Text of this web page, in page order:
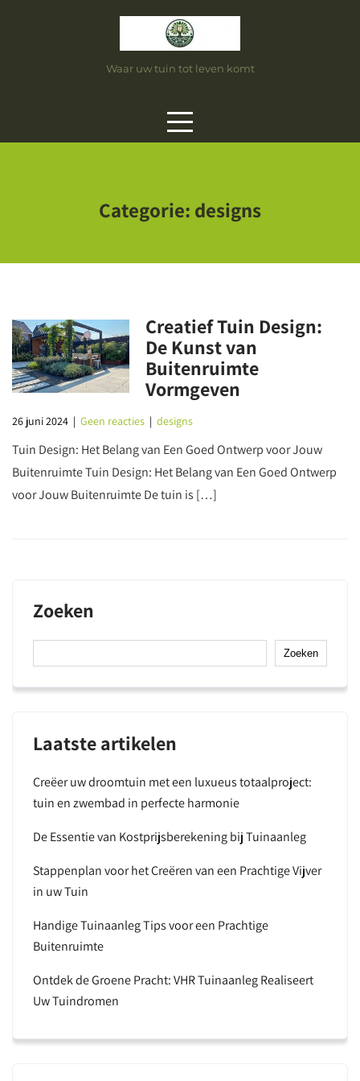
Waar uw tuin tot leven komt
Categorie: designs
Creatief Tuin Design:
De Kunst van
Buitenruimte
Vormgeven
26 juni 2024 | Geen reacties | designs
Tuin Design: Het Belang van Een Goed Ontwerp voor Jouw
Buitenruimte Tuin Design: Het Belang van Een Goed Ontwerp
voor Jouw Buitenruimte De tuin is […]
Zoeken
Zoeken
Laatste artikelen
Creëer uw droomtuin met een luxueus totaalproject:
tuin en zwembad in perfecte harmonie
De Essentie van Kostprijsberekening bij Tuinaanleg
Stappenplan voor het Creëren van een Prachtige Vijver
in uw Tuin
Handige Tuinaanleg Tips voor een Prachtige
Buitenruimte
Ontdek de Groene Pracht: VHR Tuinaanleg Realiseert
Uw Tuindromen